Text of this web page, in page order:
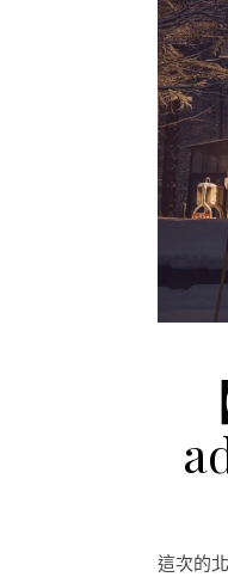
這次的